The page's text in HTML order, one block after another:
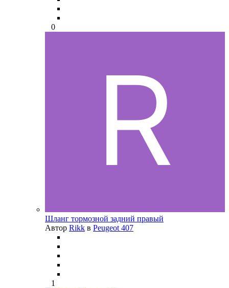
0
Шланг тормозной задний правый
Автор Rikk в Peugeot 407
1